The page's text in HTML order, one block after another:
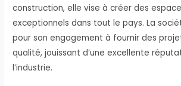
construction, elle vise à créer des
exceptionnels dans tout le pays. La
pour son engagement à fournir des
qualité, jouissant d’une excellente
l’industrie.